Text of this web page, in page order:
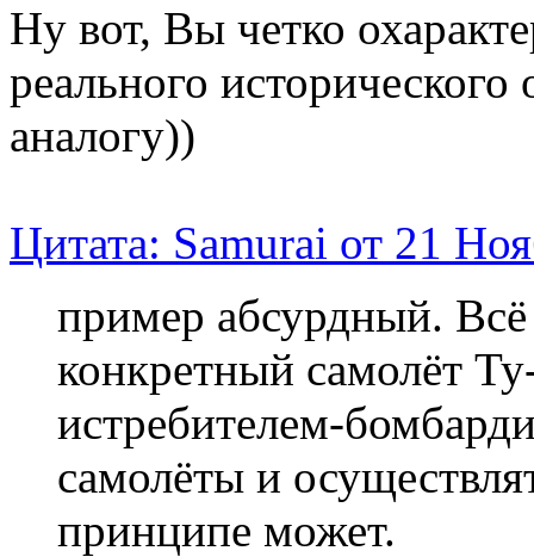
Ну вот, Вы четко
реального
аналогу))
Цитата: Samurai от 21
пример абсурдный. Всё
конкретный самолёт
истребителем-
самолёты и
принципе может.